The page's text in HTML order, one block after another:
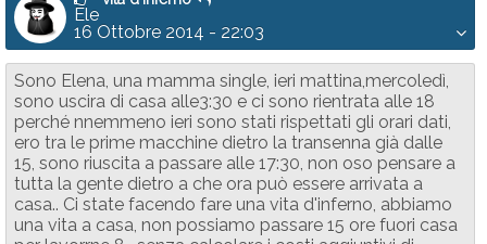
Ele
16 Ottobre 2014 - 22:03
Sono Elena, una mamma single, ieri mattina,mercoledì,
sono uscira di casa alle3:30 e ci sono rientrata alle 18
perché nnemmeno ieri sono stati rispettati gli orari dati,
ero tra le prime macchine dietro la transenna già dalle
15, sono riuscita a passare alle 17:30, non oso pensare a
tutta la gente dietro a che ora può essere arrivata a
casa.. Ci state facendo fare una vita d'inferno, abbiamo
una vita a casa, non possiamo passare 15 ore fuori casa